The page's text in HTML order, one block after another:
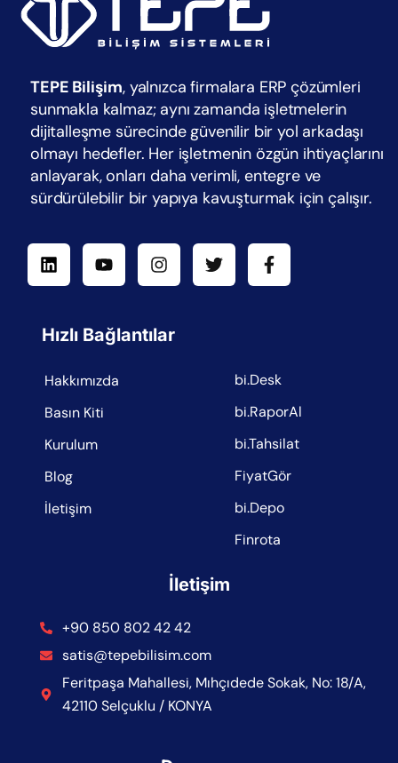
TEPE Bilişim, yalnızca firmalara ERP çözümleri
sunmakla kalmaz; aynı zamanda işletmelerin
dijitalleşme sürecinde güvenilir bir yol arkadaşı
olmayı hedefler. Her işletmenin özgün ihtiyaçlarını
anlayarak, onları daha verimli, entegre ve
sürdürülebilir bir yapıya kavuşturmak için çalışır.
Hızlı Bağlantılar
Hakkımızda
Basın Kiti
Kurulum
Blog
İletişim
bi.Desk
bi.RaporAl
bi.Tahsilat
FiyatGör
bi.Depo
Finrota
İletişim
+90 850 802 42 42
satis@tepebilisim.com
Feritpaşa Mahallesi, Mıhçıdede Sokak, No: 18/A,
42110 Selçuklu / KONYA